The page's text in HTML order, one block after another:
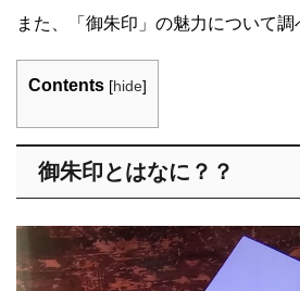
また、「御朱印」の魅力について調
Contents [hide]
御朱印とはなに？？